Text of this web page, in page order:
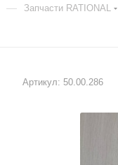
— Запчасти RATIONAL
Артикул: 50.00.286